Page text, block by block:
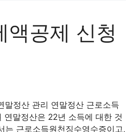
액공제 신청
말정산 관리 연말정산 근로소득
말정산은 22년 소득에 대한 것
는 근로소득원천징수영수증이고,